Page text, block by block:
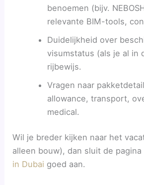
benoemen (bijv.
relevante BIM-tools,
Duidelijkheid over
visumstatus (als je al in
rijbewijs.
Vragen naar
allowance, transport,
medical.
Wil je breder kijken naar het
alleen bouw), dan sluit de
in Dubai goed aan.